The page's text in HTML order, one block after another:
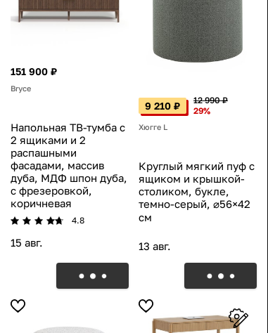
151 900 ₽
Bryce
Напольная ТВ-тумба с
2 ящиками и 2
распашными
фасадами, массив
дуба, МДФ шпон дуба,
с фрезеровкой,
коричневая
4.8
15 авг.
9 210 ₽
12 990 ₽
29%
Хюгге L
Круглый мягкий пуф с
ящиком и крышкой-
столиком, букле,
темно-серый, ⌀56×42
см
13 авг.